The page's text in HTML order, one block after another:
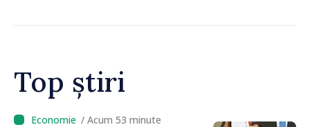
Top știri
/ Acum 36